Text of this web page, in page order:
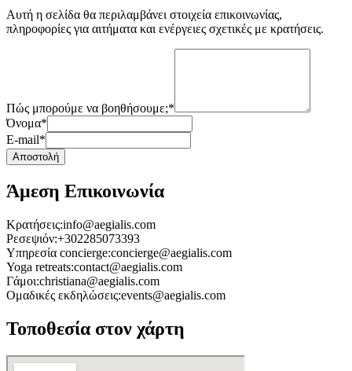
Αυτή η σελίδα θα περιλαμβάνει στοιχεία επικοινωνίας,
πληροφορίες για αιτήματα και ενέργειες σχετικές με κρατήσεις.
Πώς μπορούμε να βοηθήσουμε;*
Όνομα*
E-mail*
Αποστολή
Άμεση Επικοινωνία
Κρατήσεις:info@aegialis.com
Ρεσεψιόν:+302285073393
Υπηρεσία concierge:concierge@aegialis.com
Yoga retreats:contact@aegialis.com
Γάμοι:christiana@aegialis.com
Ομαδικές εκδηλώσεις:events@aegialis.com
Τοποθεσία στον χάρτη